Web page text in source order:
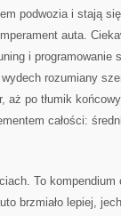
podwozia i stają
auta.
i programowanie
rozumiany
aż po tłumik
całości:
To
brzmiało lepiej,